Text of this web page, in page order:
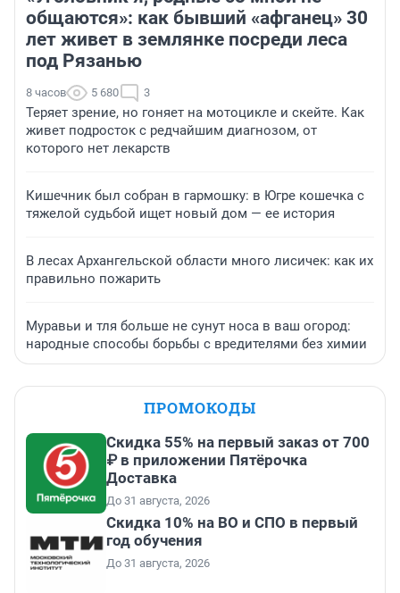
общаются»: как бывший «афганец» 30
лет живет в землянке посреди леса
под Рязанью
8 часов 5 680 3
Теряет зрение, но гоняет на мотоцикле и скейте. Как
живет подросток с редчайшим диагнозом, от
которого нет лекарств
Кишечник был собран в гармошку: в Югре кошечка с
тяжелой судьбой ищет новый дом — ее история
В лесах Архангельской области много лисичек: как их
правильно пожарить
Муравьи и тля больше не сунут носа в ваш огород:
народные способы борьбы с вредителями без химии
ПРОМОКОДЫ
Скидка 55% на первый заказ от 700
₽ в приложении Пятёрочка
Доставка
До 31 августа, 2026
Скидка 10% на ВО и СПО в первый
год обучения
До 31 августа, 2026